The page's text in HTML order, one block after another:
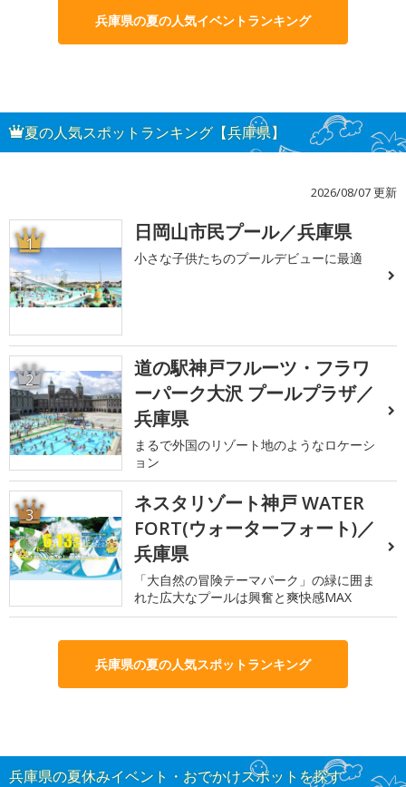
兵庫県の夏の人気イベントランキング
夏の人気スポットランキング【兵庫県】
2026/08/07 更新
1 日岡山市民プール／兵庫県
小さな子供たちのプールデビューに最適
2
道の駅神戸フルーツ・フラワ
ーパーク大沢 プールプラザ／
兵庫県
まるで外国のリゾート地のようなロケーシ
ョン
3
ネスタリゾート神戸 WATER
FORT(ウォーターフォート)／
兵庫県
「大自然の冒険テーマパーク」の緑に囲ま
れた広大なプールは興奮と爽快感MAX
兵庫県の夏の人気スポットランキング
兵庫県の夏休みイベント・おでかけスポットを探す